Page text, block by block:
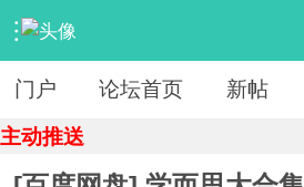
› 【 资源区 】 › 『教育学习』 › 内
门户 论坛首页 新帖
主动推送